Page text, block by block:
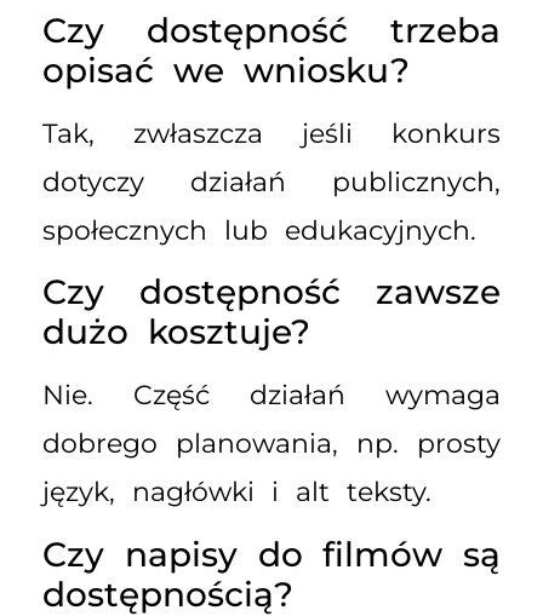
Czy dostępność trzeba
opisać we wniosku?
Tak, zwłaszcza jeśli konkurs
dotyczy działań publicznych,
społecznych lub edukacyjnych.
Czy dostępność zawsze
dużo kosztuje?
Nie. Część działań wymaga
dobrego planowania, np. prosty
język, nagłówki i alt teksty.
Czy napisy do filmów są
dostępnością?